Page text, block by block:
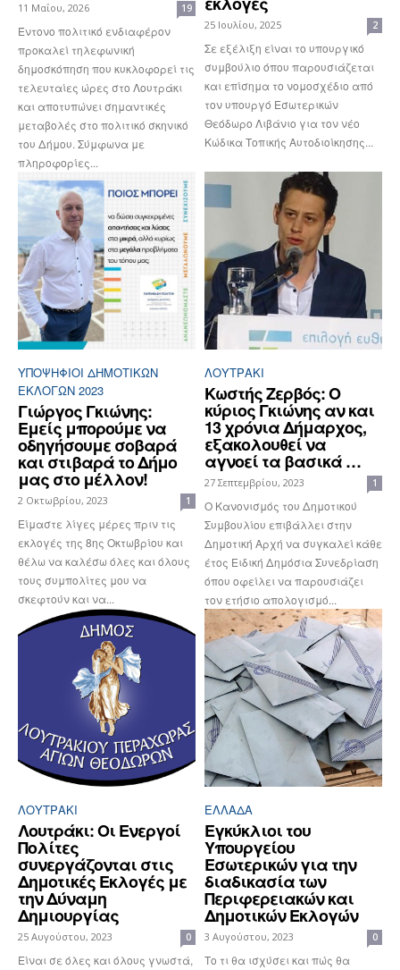
11 Μαΐου, 2026 19
Έντονο πολιτικό ενδιαφέρον
προκαλεί τηλεφωνική
δημοσκόπηση που κυκλοφορεί τις
τελευταίες ώρες στο Λουτράκι
και αποτυπώνει σημαντικές
μεταβολές στο πολιτικό σκηνικό
του Δήμου. Σύμφωνα με
πληροφορίες...
25 Ιουλίου, 2025 2
Σε εξέλιξη είναι το υπουργικό
συμβούλιο όπου παρουσιάζεται
και επίσημα το νομοσχέδιο από
τον υπουργό Εσωτερικών
Θεόδωρο Λιβάνιο για τον νέο
Κώδικα Τοπικής Αυτοδιοίκησης...
ΥΠΟΨΉΦΙΟΙ ΔΗΜΟΤΙΚΏΝ
ΕΚΛΟΓΏΝ 2023
Γιώργος Γκιώνης:
Εμείς μπορούμε να
οδηγήσουμε σοβαρά
και στιβαρά το Δήμο
μας στο μέλλον!
2 Οκτωβρίου, 2023 1
Είμαστε λίγες μέρες πριν τις
εκλογές της 8ης Οκτωβρίου και
θέλω να καλέσω όλες και όλους
τους συμπολίτες μου να
σκεφτούν και να...
ΛΟΥΤΡΆΚΙ
Κωστής Ζερβός: Ο
κύριος Γκιώνης αν και
13 χρόνια Δήμαρχος,
εξακολουθεί να
αγνοεί τα βασικά …
27 Σεπτεμβρίου, 2023 1
Ο Κανονισμός του Δημοτικού
Συμβουλίου επιβάλλει στην
Δημοτική Αρχή να συγκαλεί κάθε
έτος Ειδική Δημόσια Συνεδρίαση
όπου οφείλει να παρουσιάζει
τον ετήσιο απολογισμό...
ΛΟΥΤΡΆΚΙ
Λουτράκι: Οι Ενεργοί
Πολίτες
συνεργάζονται στις
Δημοτικές Εκλογές με
την Δύναμη
Δημιουργίας
25 Αυγούστου, 2023 0
Είναι σε όλες και όλους γνωστά,
ΕΛΛΆΔΑ
Εγκύκλιοι του
Υπουργείου
Εσωτερικών για την
διαδικασία των
Περιφερειακών και
Δημοτικών Εκλογών
3 Αυγούστου, 2023 0
Το τι θα ισχύσει και πώς θα